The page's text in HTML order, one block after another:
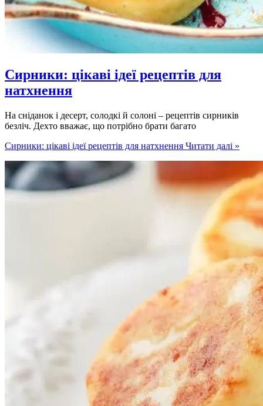
Сирники: цікаві ідеї рецептів для
натхнення
На сніданок і десерт, солодкі й солоні – рецептів сирників
безліч. Дехто вважає, що потрібно брати багато
Сирники: цікаві ідеї рецептів для натхнення Читати далі »